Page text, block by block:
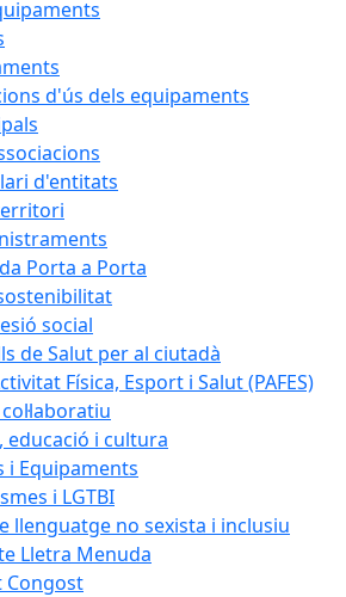
d'ús dels equipaments
d'entitats
Porta a Porta
social
de Salut per al ciutadà
Física, Esport i Salut (PAFES)
educació i cultura
i Equipaments
i LGTBI
llenguatge no sexista i inclusiu
Lletra Menuda
Congost